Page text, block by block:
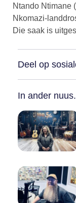
Ntando Ntimane
Nkomazi-
Die saak is
Deel op
In ander